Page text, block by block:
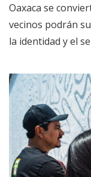
Oaxaca se
vecinos podrán
la identidad y el